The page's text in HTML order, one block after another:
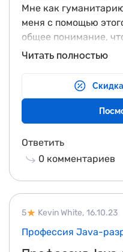
Мне как
меня с помощью
общее понимание,
Хороший курс по
был понятен в силу
была связана с этой
профессиям в айти-
технологиям
темой тем, кто
бэкэнд и фронтэнд.
Резюмируя, все же
поэтому ставлю 4
Читать полностью
Ответить
0 комментариев
5 16.10.23
Kevin White,
Профессия Java-